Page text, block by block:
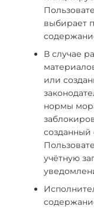
выбирает
В случае
или
нормы
созданный
учётную